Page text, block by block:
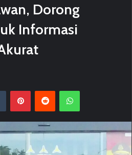
Dorong
Informasi